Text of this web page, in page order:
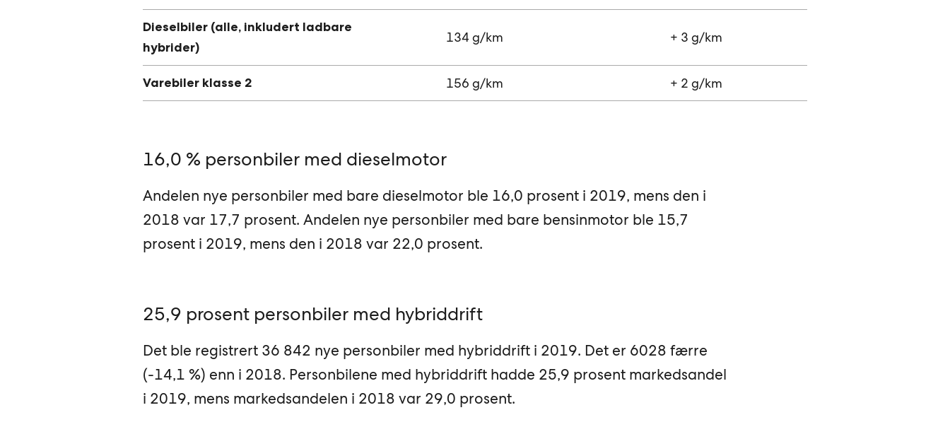
Dieselbiler (alle, inkludert ladbare
hybrider)
134 g/km + 3 g/km
Varebiler klasse 2 156 g/km + 2 g/km
16,0 % personbiler med dieselmotor
Andelen nye personbiler med bare dieselmotor ble 16,0 prosent i 2019, mens den i
2018 var 17,7 prosent. Andelen nye personbiler med bare bensinmotor ble 15,7
prosent i 2019, mens den i 2018 var 22,0 prosent.
25,9 prosent personbiler med hybriddrift
Det ble registrert 36 842 nye personbiler med hybriddrift i 2019. Det er 6028 færre
(-14,1 %) enn i 2018. Personbilene med hybriddrift hadde 25,9 prosent markedsandel
i 2019, mens markedsandelen i 2018 var 29,0 prosent.